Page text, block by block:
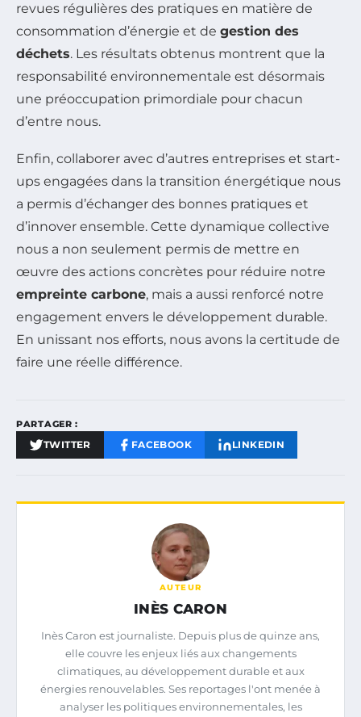
revues régulières des pratiques en matière de
consommation d’énergie et de gestion des
déchets. Les résultats obtenus montrent que la
responsabilité environnementale est désormais
une préoccupation primordiale pour chacun
d’entre nous.
Enfin, collaborer avec d’autres entreprises et start-
ups engagées dans la transition énergétique nous
a permis d’échanger des bonnes pratiques et
d’innover ensemble. Cette dynamique collective
nous a non seulement permis de mettre en
œuvre des actions concrètes pour réduire notre
empreinte carbone, mais a aussi renforcé notre
engagement envers le développement durable.
En unissant nos efforts, nous avons la certitude de
faire une réelle différence.
PARTAGER :
TWITTER FACEBOOK LINKEDIN
AUTEUR
INÈS CARON
Inès Caron est journaliste. Depuis plus de quinze ans,
elle couvre les enjeux liés aux changements
climatiques, au développement durable et aux
énergies renouvelables. Ses reportages l'ont menée à
analyser les politiques environnementales, les